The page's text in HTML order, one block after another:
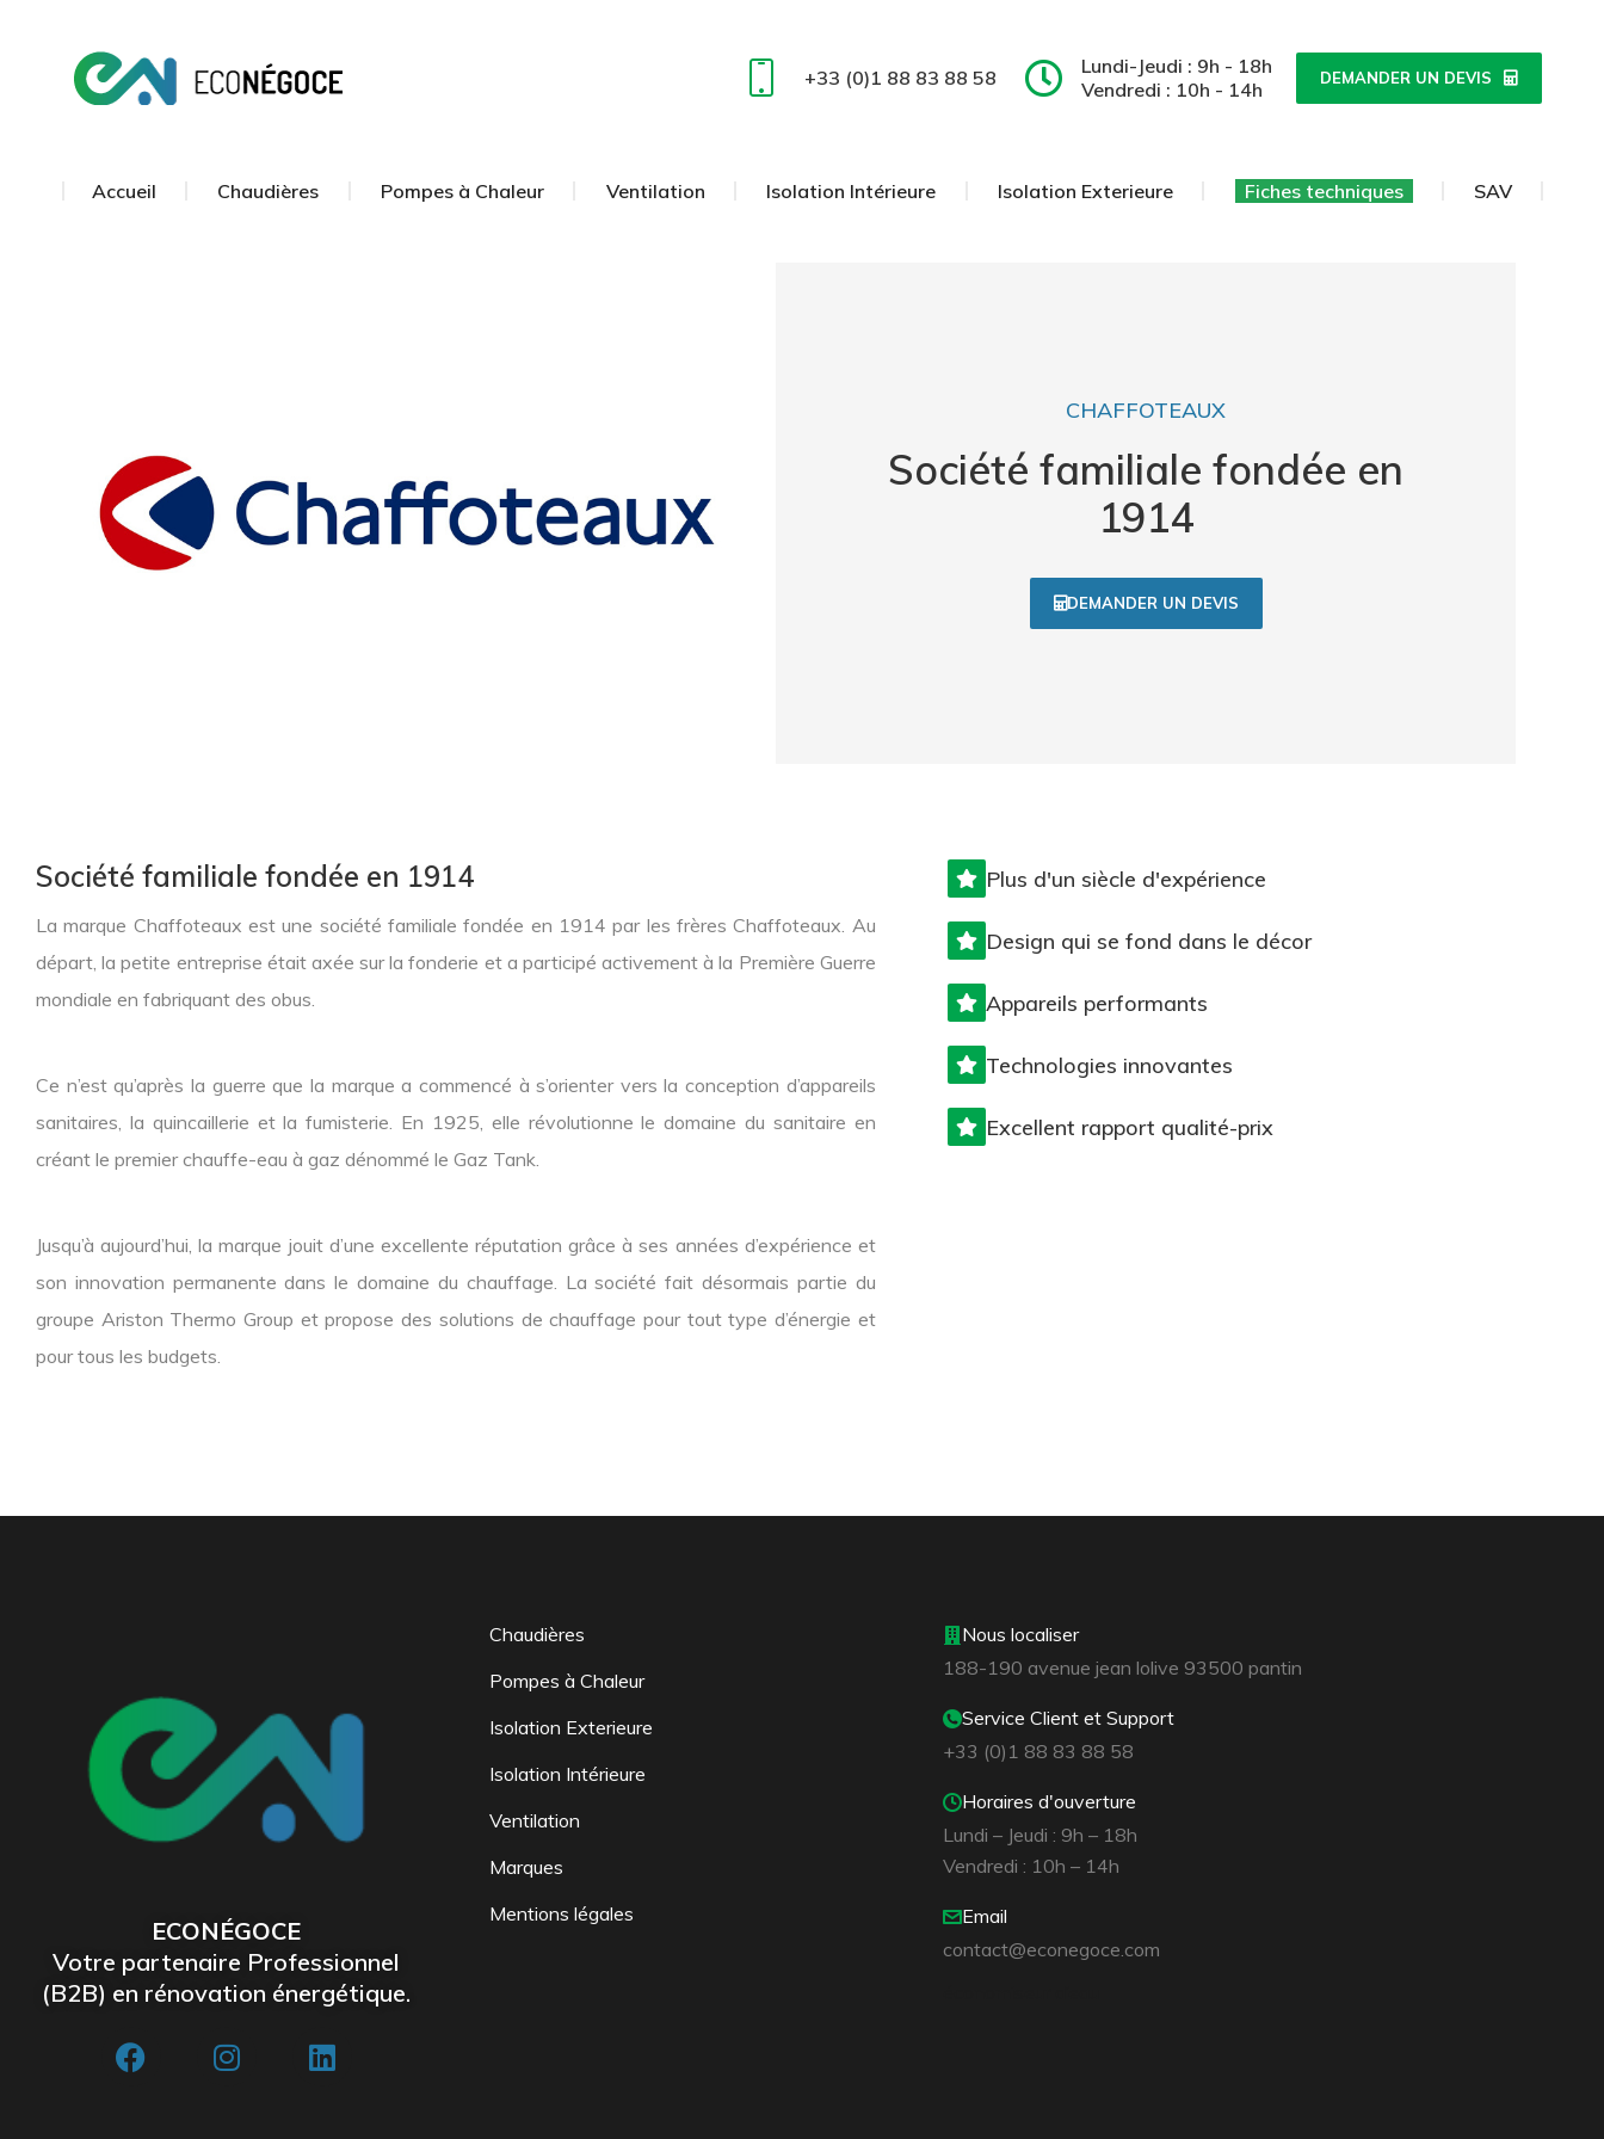
+33 (0)1 88 83 88 58
Lundi-Jeudi : 9h - 18h
Vendredi : 10h - 14h
DEMANDER UN DEVIS
Accueil Chaudières Pompes à Chaleur Ventilation Isolation Intérieure Isolation Exterieure Fiches techniques SAV
CHAFFOTEAUX
Société familiale fondée en
1914
DEMANDER UN DEVIS
Société familiale fondée en 1914
La marque Chaffoteaux est une société familiale fondée en 1914 par les frères Chaffoteaux. Au
départ, la petite entreprise était axée sur la fonderie et a participé activement à la Première Guerre
mondiale en fabriquant des obus.
Ce n’est qu’après la guerre que la marque a commencé à s’orienter vers la conception d’appareils
sanitaires, la quincaillerie et la fumisterie. En 1925, elle révolutionne le domaine du sanitaire en
créant le premier chauffe-eau à gaz dénommé le Gaz Tank.
Jusqu’à aujourd’hui, la marque jouit d’une excellente réputation grâce à ses années d’expérience et
son innovation permanente dans le domaine du chauffage. La société fait désormais partie du
groupe Ariston Thermo Group et propose des solutions de chauffage pour tout type d’énergie et
pour tous les budgets.
Plus d'un siècle d'expérience
Design qui se fond dans le décor
Appareils performants
Technologies innovantes
Excellent rapport qualité-prix
ECONÉGOCE
Votre partenaire Professionnel
(B2B) en rénovation énergétique.
Chaudières
Pompes à Chaleur
Isolation Exterieure
Isolation Intérieure
Ventilation
Marques
Mentions légales
Nous localiser
188-190 avenue jean lolive 93500 pantin
Service Client et Support
+33 (0)1 88 83 88 58
Horaires d'ouverture
Lundi – Jeudi : 9h – 18h
Vendredi : 10h – 14h
Email
contact@econegoce.com